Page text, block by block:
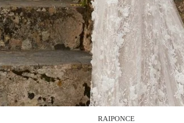
Aperçu rapide
RAIPONCE